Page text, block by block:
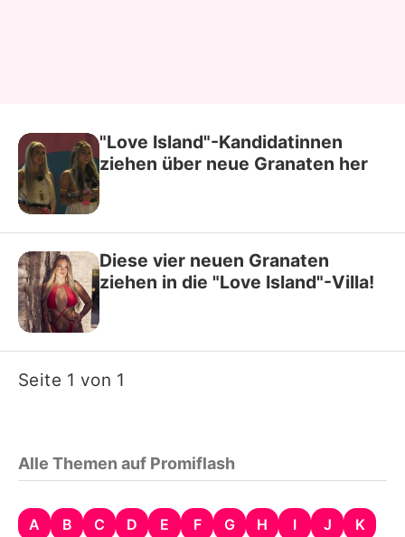
"Love Island"-Kandidatinnen
ziehen über neue Granaten her
Diese vier neuen Granaten
ziehen in die "Love Island"-Villa!
Seite 1 von 1
Alle Themen auf Promiflash
A B C D E F G H I J
K